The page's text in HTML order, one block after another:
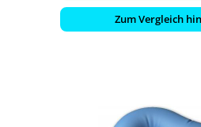
Zum Vergleich